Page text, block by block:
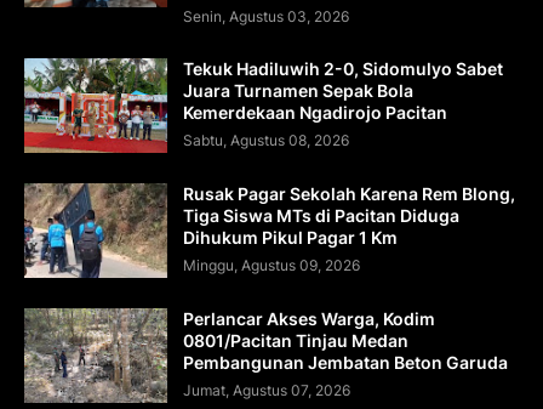
Senin, Agustus 03, 2026
Tekuk Hadiluwih 2-0, Sidomulyo Sabet
Juara Turnamen Sepak Bola
Kemerdekaan Ngadirojo Pacitan
Sabtu, Agustus 08, 2026
Rusak Pagar Sekolah Karena Rem Blong,
Tiga Siswa MTs di Pacitan Diduga
Dihukum Pikul Pagar 1 Km
Minggu, Agustus 09, 2026
Perlancar Akses Warga, Kodim
0801/Pacitan Tinjau Medan
Pembangunan Jembatan Beton Garuda
Jumat, Agustus 07, 2026